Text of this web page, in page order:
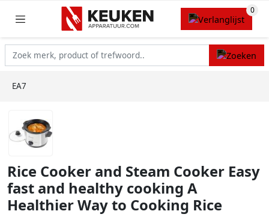
EA7
Rice Cooker and Steam Cooker Easy
fast and healthy cooking A
Healthier Way to Cooking Rice